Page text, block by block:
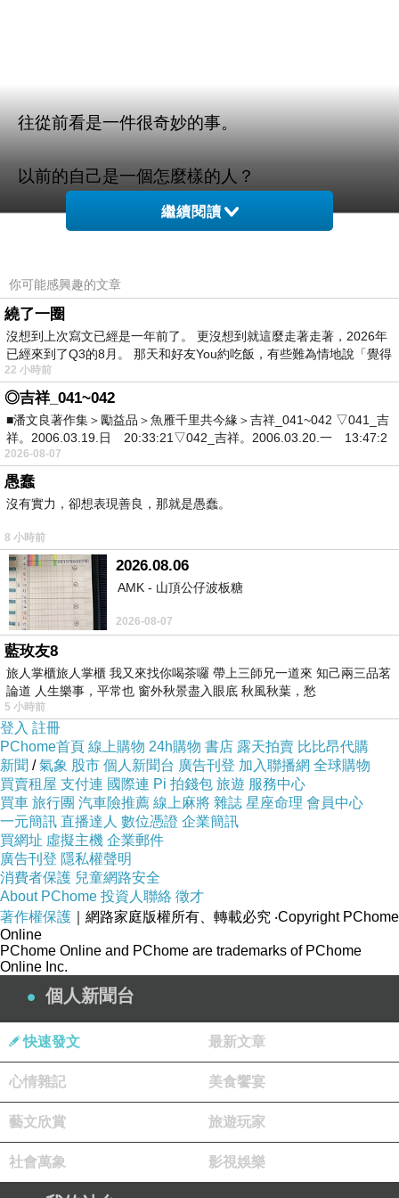
往從前看是一件很奇妙的事。
以前的自己是一個怎麼樣的人？
小學時候的自己，中學時候的自己，大學時候的
發現每換一個環境就邁進一個階段。
前陣子有個交年輕的朋友在facebook上投訴父母
對自己的種種約束，還在想說現在的孩子為什麼
會這樣的時候才想起自己以前也有過類似的想法
吧。
是長大了才學會感恩。
【我得到的都是僥倖啊 我失去的都是人生】 - 張
懸 《關於我愛你》
年紀更輕一點的時候看世界都是從自己的眼睛出
發。
然後上大學在另一個只有自己的城市生活後才發
現自己的確是小孩子。
然後工作經濟獨立後才發現以前覺得難的事其實
並沒有很難。
繼續閱讀
你可能感興趣的文章
繞了一圈
沒想到上次寫文已經是一年前了。 更沒想到就這麼走著走著，2026年
已經來到了Q3的8月。 那天和好友You約吃飯，有些難為情地說「覺得
22 小時前
◎吉祥_041~042
■潘文良著作集＞勵益品＞魚雁千里共今緣＞吉祥_041~042 ▽041_吉
祥。2006.03.19.日 20:33:21▽042_吉祥。2006.03.20.一 13:47:2
2026-08-07
愚蠢
沒有實力，卻想表現善良，那就是愚蠢。
8 小時前
2026.08.06
AMK - 山頂公仔波板糖
2026-08-07
藍玫友8
旅人掌櫃旅人掌櫃 我又來找你喝茶囉 帶上三師兄一道來 知己兩三品茗
論道 人生樂事，平常也 窗外秋景盡入眼底 秋風秋葉，愁
5 小時前
登入 註冊
PChome首頁 線上購物 24h購物 書店 露天拍賣 比比昂代購
新聞 /氣象 股市 個人新聞台 廣告刊登 加入聯播網 全球購物
買賣租屋 支付連 國際連 Pi 拍錢包 旅遊 服務中心
買車 旅行團 汽車險推薦 線上麻將 雜誌 星座命理 會員中心
一元簡訊 直播達人 數位憑證 企業簡訊
買網址 虛擬主機 企業郵件
廣告刊登 隱私權聲明
消費者保護 兒童網路安全
About PChome 投資人聯絡 徵才
著作權保護 ｜網路家庭版權所有、轉載必究 ‧Copyright PChome
Online
PChome Online and PChome are trademarks of PChome
Online Inc.
個人新聞台
快速發文 最新文章
心情雜記 美食饗宴
藝文欣賞 旅遊玩家
社會萬象 影視娛樂